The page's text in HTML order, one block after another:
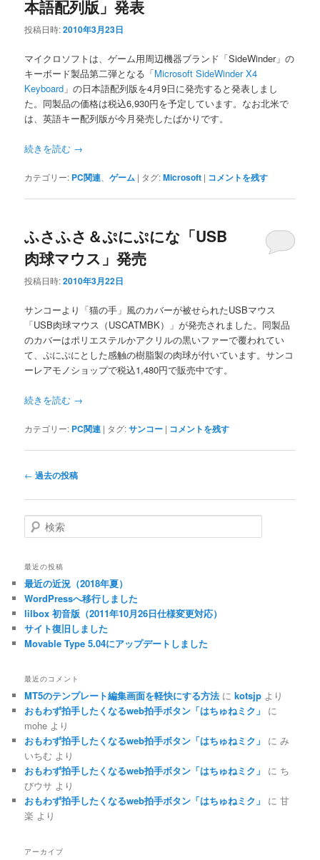
本語配列版」発表
投稿日時:2010年3月23日
マイクロソフトは、ゲーム用周辺機器ブランド「SideWinder」の
キーボード製品第二弾となる「Microsoft SideWinder X4
Keyboard 」の日本語配列版を4月9日に発売すると発表しまし
た。同製品の価格は税込6,930円を予定しています。なお北米で
は、英語キー配列版が今月発売したばかりです。
続きを読む →
カテゴリー: PC関連 、ゲーム | タグ:Microsoft | コメントを残す
ふさふさ＆ぷにぷにな「USB
肉球マウス」発売
投稿日時:2010年3月22日
サンコーより「猫の手」風のカバーが被せられたUSBマウス
「USB肉球マウス（USCATMBK）」が発売されました。同製品
のカバーはポリエステルかアクリルの黒いファーで覆われてい
て、ぷにぷにとした感触の樹脂製の肉球が付いています。サンコ
ーレアモノショップで税込1,480円で販売中です。
続きを読む →
カテゴリー: PC関連 | タグ:サンコー | コメントを残す
投
ナ
ビ
ゲ
シ
ョ
ン
← 過去の投稿
検
索
最近の投稿
最近の近況（2018年夏）
WordPressへ移行しました
lilbox 初音版（2011年10月26日仕様変更対応）
サイト復旧しました
Movable Type 5.04にアップデートしました
最近のコメント
MT5のテンプレート編集画面を軽快にする方法にkotsjp より
おもわず拍手したくなるweb拍手ボタン「はちゅねミク」
に
mohe より
おもわず拍手したくなるweb拍手ボタン「はちゅねミク」
にみ
いちむ より
おもわず拍手したくなるweb拍手ボタン「はちゅねミク」
に ち
びウサ より
おもわず拍手したくなるweb拍手ボタン「はちゅねミク」
に甘
楽 より
アーカイブ